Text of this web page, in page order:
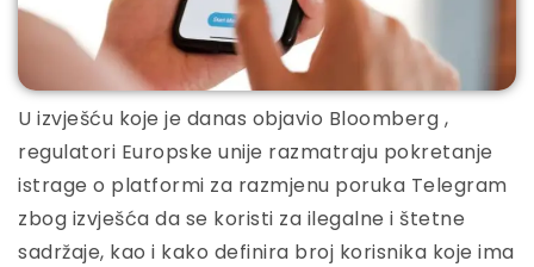
U izvješću koje je danas objavio Bloomberg ,
regulatori Europske unije razmatraju pokretanje
istrage o platformi za razmjenu poruka Telegram
zbog izvješća da se koristi za ilegalne i štetne
sadržaje, kao i kako definira broj korisnika koje ima